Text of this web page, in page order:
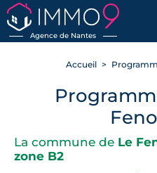
Agence de Nantes
RETOUR
Accueil
La commune de Le
zone B2